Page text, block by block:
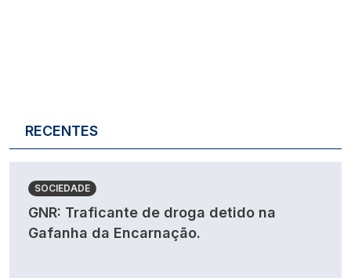
RECENTES
SOCIEDADE
GNR: Traficante de droga detido na
Gafanha da Encarnação.